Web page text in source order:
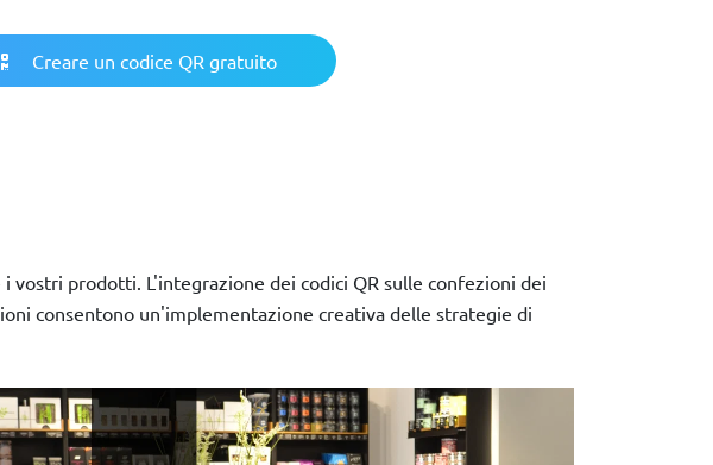
Creare un codice QR gratuito
vostri prodotti. L'integrazione dei codici QR sulle confezioni dei
consentono un'implementazione creativa delle strategie di